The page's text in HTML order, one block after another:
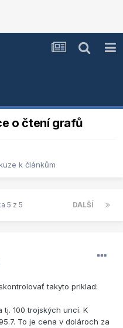
o čtení grafů
k článkům
DALŠÍ
5 z 5
takyto priklad:
100 trojských uncí. K
To je cena v dolároch za